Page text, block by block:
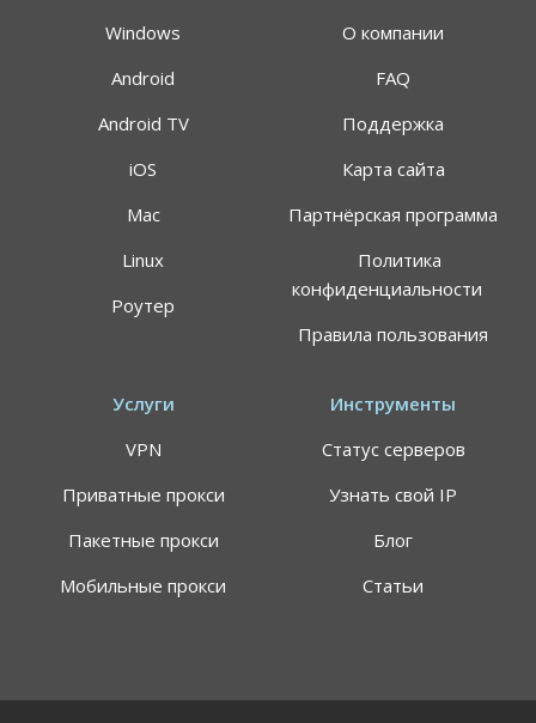
Windows
Android
Android TV
iOS
Mac
Linux
Роутер
О компании
FAQ
Поддержка
Карта сайта
Партнёрская программа
Политика
конфиденциальности
Правила пользования
Услуги
VPN
Приватные прокси
Пакетные прокси
Мобильные прокси
Инструменты
Статус серверов
Узнать свой IP
Блог
Статьи